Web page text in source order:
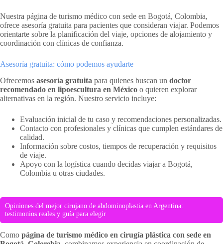
Nuestra página de turismo médico con sede en Bogotá, Colombia,
ofrece asesoría gratuita para pacientes que consideran viajar. Podemos
orientarte sobre la planificación del viaje, opciones de alojamiento y
coordinación con clínicas de confianza.
Asesoría gratuita: cómo podemos ayudarte
Ofrecemos asesoría gratuita para quienes buscan un doctor
recomendado en lipoescultura en México o quieren explorar
alternativas en la región. Nuestro servicio incluye:
Evaluación inicial de tu caso y recomendaciones personalizadas.
Contacto con profesionales y clínicas que cumplen estándares de
calidad.
Información sobre costos, tiempos de recuperación y requisitos
de viaje.
Apoyo con la logística cuando decidas viajar a Bogotá,
Colombia u otras ciudades.
Opiniones del mejor cirujano de abdominoplastia en Argentina:
testimonios reales y guía para elegir
Como página de turismo médico en cirugía plástica con sede en